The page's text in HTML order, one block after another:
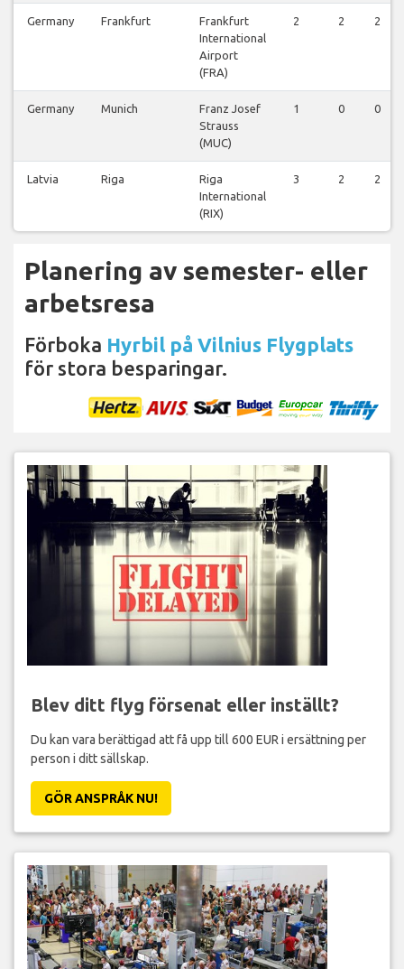
Germany Frankfurt
Frankfurt
International
Airport
(FRA)
2 2 2
Germany Munich
Franz Josef
Strauss
(MUC)
1 0 0
Latvia Riga
Riga
International
(RIX)
3 2 2
Planering av semester- eller
arbetsresa
Förboka Hyrbil på Vilnius Flygplats
för stora besparingar.
Blev ditt flyg försenat eller inställt?
Du kan vara berättigad att få upp till 600 EUR i ersättning per
person i ditt sällskap.
GÖR ANSPRÅK NU!